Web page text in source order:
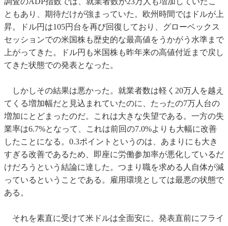
ともあり、期待だけが強まっていた。欧州時間ではドルが上
昇。ドル円は105円台を再び回復しており、グローベックス
セッションでの米国株も歴史的な最高値をうかがう水準まで
上がってきた。ドル円も米国株も昨年来の高値付近まで戻し
てきた状態での発表となった。
しかしその結果は悪かった。就業者数は軽く20万人を越え
てくる増加幅だと見込まれていたのに、たったの7万人台の
増加にとどまったのだ。これは大きな失望である。一方の失
業率は6.7%となって、これは前回の7.0%よりも大幅に改善
したことになる。0.3ポイントというのは、あまりにも大き
すぎる改善であるため、即座に労働参加率が悪化しているだ
けだろうという結論に達した。つまり職を求める人自体が減
っているということである。雇用環境としては最悪の状態で
ある。
それを素直に受けて米ドルは全面安に。発表直前にフライ